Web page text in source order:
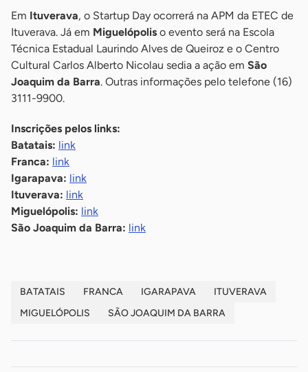
Em Ituverava, o Startup Day ocorrerá na APM da ETEC de
Ituverava. Já em Miguelópolis o evento será na Escola
Técnica Estadual Laurindo Alves de Queiroz e o Centro
Cultural Carlos Alberto Nicolau sedia a ação em São
Joaquim da Barra. Outras informações pelo telefone (16)
3111-9900.
Inscrições pelos links:
Batatais: link
Franca: link
Igarapava: link
Ituverava: link
Miguelópolis: link
São Joaquim da Barra: link
BATATAIS FRANCA IGARAPAVA
ITUVERAVA
MIGUELÓPOLIS
SÃO JOAQUIM DA BARRA